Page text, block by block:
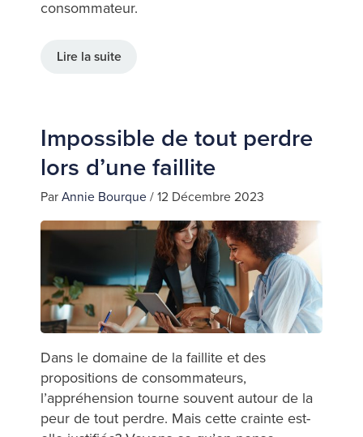
consommateur.
Lire la suite
Impossible de tout perdre
lors d’une faillite
Par Annie Bourque / 12 Décembre 2023
Dans le domaine de la faillite et des
propositions de consommateurs,
l’appréhension tourne souvent autour de la
peur de tout perdre. Mais cette crainte est-